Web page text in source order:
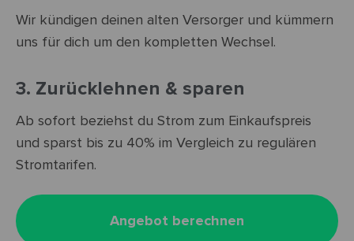
Wir kündigen deinen alten Versorger und kümmern
uns für dich um den kompletten Wechsel.
3. Zurücklehnen & sparen
Ab sofort beziehst du Strom zum Einkaufspreis
und sparst bis zu 40% im Vergleich zu regulären
Stromtarifen.
Angebot berechnen